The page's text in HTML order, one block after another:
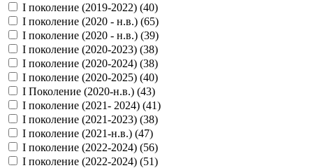
I поколение (2019-2022) (40)
I поколение (2020 - н.в.) (65)
I поколение (2020 - н.в.) (39)
I поколение (2020-2023) (38)
I поколение (2020-2024) (38)
I поколение (2020-2025) (40)
I Поколение (2020-н.в.) (43)
I поколение (2021- 2024) (41)
I поколение (2021-2023) (38)
I поколение (2021-н.в.) (47)
I поколение (2022-2024) (56)
I поколение (2022-2024) (51)